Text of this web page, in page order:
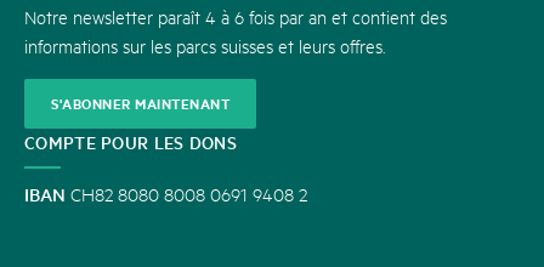
Notre newsletter paraît 4 à 6 fois par an et contient des
informations sur les parcs suisses et leurs offres.
S'ABONNER MAINTENANT
COMPTE POUR LES DONS
IBAN CH82 8080 8008 0691 9408 2